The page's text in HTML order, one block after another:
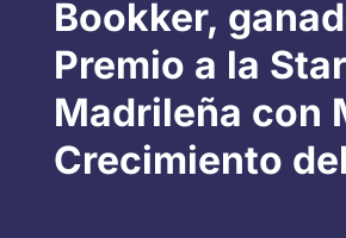
Bookker,
Premio a la
Madrileña con
Crecimiento